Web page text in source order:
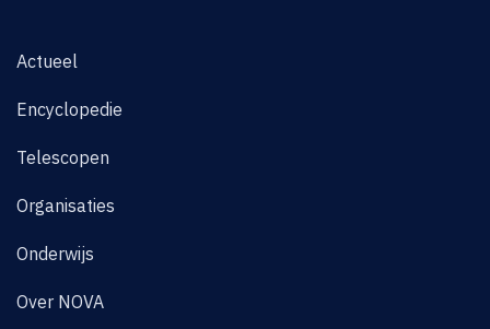
Actueel
Encyclopedie
Telescopen
Organisaties
Onderwijs
Over NOVA